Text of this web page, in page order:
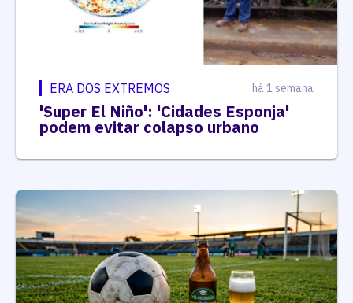
ERA DOS EXTREMOS há 1 semana
'Super El Niño': 'Cidades Esponja'
podem evitar colapso urbano